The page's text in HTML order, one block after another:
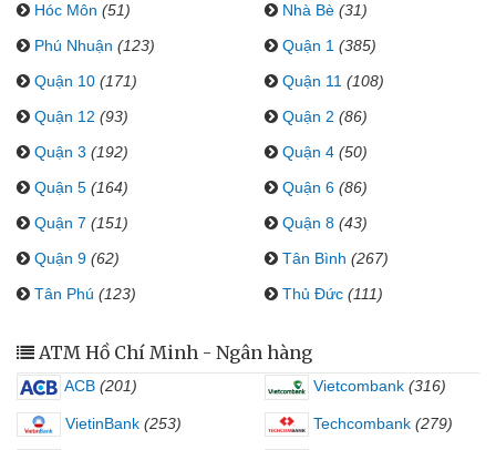
Hóc Môn (51) Nhà Bè (31)
Phú Nhuận (123) Quận 1 (385)
Quận 10 (171) Quận 11 (108)
Quận 12 (93) Quận 2 (86)
Quận 3 (192) Quận 4 (50)
Quận 5 (164) Quận 6 (86)
Quận 7 (151) Quận 8 (43)
Quận 9 (62) Tân Bình (267)
Tân Phú (123) Thủ Đức (111)
ATM Hồ Chí Minh - Ngân hàng
ACB (201) Vietcombank (316)
VietinBank (253) Techcombank (279)